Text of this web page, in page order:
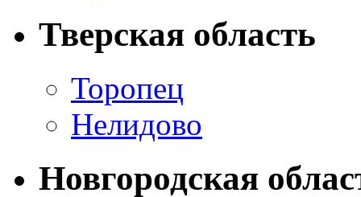
Тверская область
Торопец
Нелидово
Новгородская